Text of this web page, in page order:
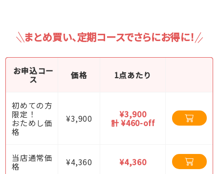
まとめ買い、定期コースでさらにお得に！
お申込コー
ス
価格 1点あたり
初めての方
限定！
おためし価
格
¥3,900
¥3,900
計 ¥460-off
当店通常価
格
¥4,360 ¥4,360